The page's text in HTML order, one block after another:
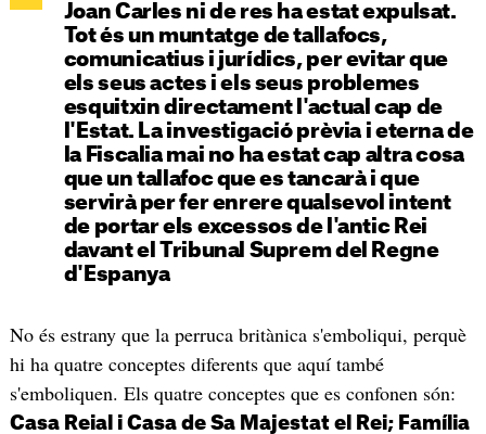
Joan Carles ni de res ha estat expulsat.
Tot és un muntatge de tallafocs,
comunicatius i jurídics, per evitar que
els seus actes i els seus problemes
esquitxin directament l'actual cap de
l'Estat. La investigació prèvia i eterna de
la Fiscalia mai no ha estat cap altra cosa
que un tallafoc que es tancarà i que
servirà per fer enrere qualsevol intent
de portar els excessos de l'antic Rei
davant el Tribunal Suprem del Regne
d'Espanya
No és estrany que la perruca britànica s'emboliqui, perquè
hi ha quatre conceptes diferents que aquí també
s'emboliquen. Els quatre conceptes que es confonen són:
Casa Reial i Casa de Sa Majestat el Rei; Família